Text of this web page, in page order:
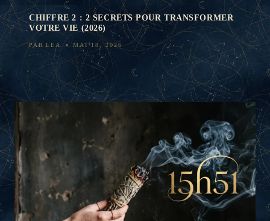
CHIFFRE 2 : 2 SECRETS POUR TRANSFORMER
VOTRE VIE (2026)
PAR LEA MAI 18, 2026